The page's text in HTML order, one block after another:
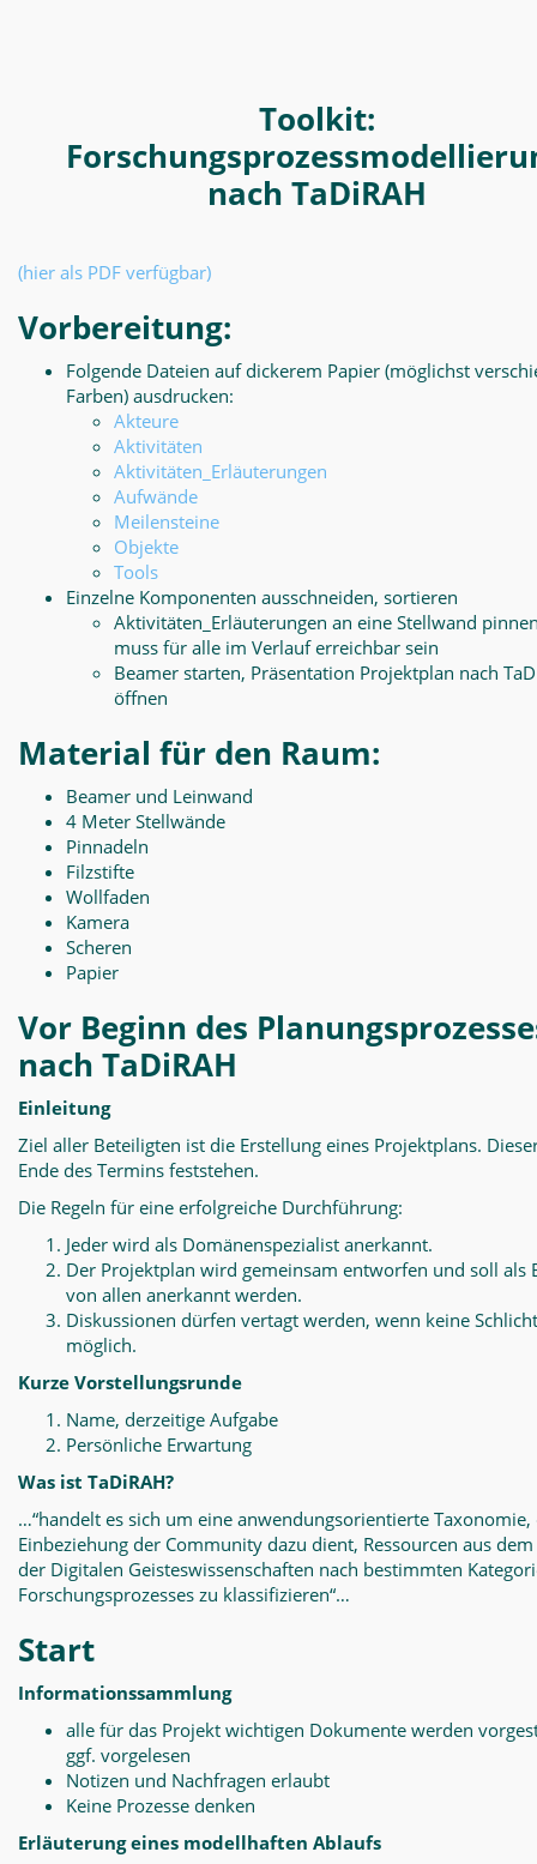
Toolkit:
nach TaDiRAH
(hier als PDF verfügbar)
Vorbereitung:
Folgende Dateien auf dickerem Papier (möglichst
Farben) ausdrucken:
Akteure
Aktivitäten
Aktivitäten_Erläuterungen
Aufwände
Meilensteine
Objekte
Tools
Einzelne Komponenten ausschneiden, sortieren
Aktivitäten_Erläuterungen an eine Stellwand
muss für alle im Verlauf erreichbar sein
Beamer starten, Präsentation Projektplan nach
öffnen
Material für den Raum:
Beamer und Leinwand
4 Meter Stellwände
Pinnadeln
Filzstifte
Wollfaden
Kamera
Scheren
Papier
Vor Beginn des
nach TaDiRAH
Einleitung
Ziel aller Beteiligten ist die Erstellung eines Projektplans.
Ende des Termins feststehen.
Die Regeln für eine erfolgreiche Durchführung:
Jeder wird als Domänenspezialist anerkannt.
Der Projektplan wird gemeinsam entworfen und soll als
von allen anerkannt werden.
Diskussionen dürfen vertagt werden, wenn keine
möglich.
Kurze Vorstellungsrunde
Name, derzeitige Aufgabe
Persönliche Erwartung
Was ist TaDiRAH?
…“handelt es sich um eine anwendungsorientierte
Einbeziehung der Community dazu dient, Ressourcen aus
der Digitalen Geisteswissenschaften nach bestimmten
Forschungsprozesses zu klassifizieren“…
Start
Informationssammlung
alle für das Projekt wichtigen Dokumente werden
ggf. vorgelesen
Notizen und Nachfragen erlaubt
Keine Prozesse denken
Erläuterung eines modellhaften Ablaufs